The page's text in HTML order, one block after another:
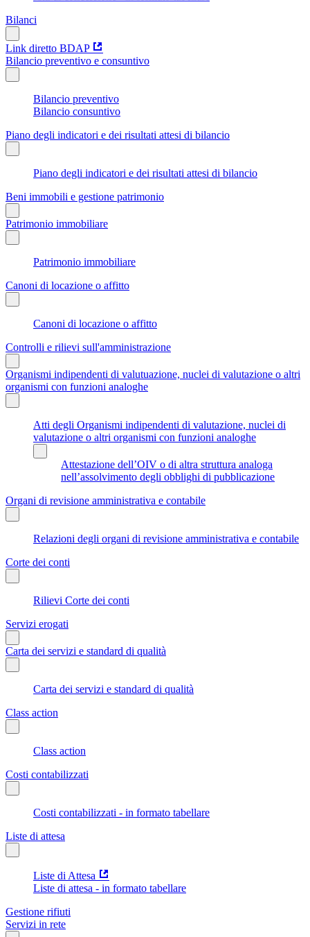
Bilanci
Link diretto BDAP
Bilancio preventivo e consuntivo
Bilancio preventivo
Bilancio consuntivo
Piano degli indicatori e dei risultati attesi di bilancio
Piano degli indicatori e dei risultati attesi di bilancio
Beni immobili e gestione patrimonio
Patrimonio immobiliare
Patrimonio immobiliare
Canoni di locazione o affitto
Canoni di locazione o affitto
Controlli e rilievi sull'amministrazione
Organismi indipendenti di valutuazione, nuclei di valutazione o altri
organismi con funzioni analoghe
Atti degli Organismi indipendenti di valutazione, nuclei di
valutazione o altri organismi con funzioni analoghe
Attestazione dell’OIV o di altra struttura analoga
nell’assolvimento degli obblighi di pubblicazione
Organi di revisione amministrativa e contabile
Relazioni degli organi di revisione amministrativa e contabile
Corte dei conti
Rilievi Corte dei conti
Servizi erogati
Carta dei servizi e standard di qualità
Carta dei servizi e standard di qualità
Class action
Class action
Costi contabilizzati
Costi contabilizzati - in formato tabellare
Liste di attesa
Liste di Attesa
Liste di attesa - in formato tabellare
Gestione rifiuti
Servizi in rete